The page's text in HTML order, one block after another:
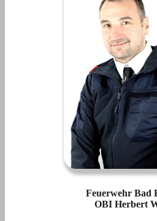
Feuerwehr Bad
OBI Herbert